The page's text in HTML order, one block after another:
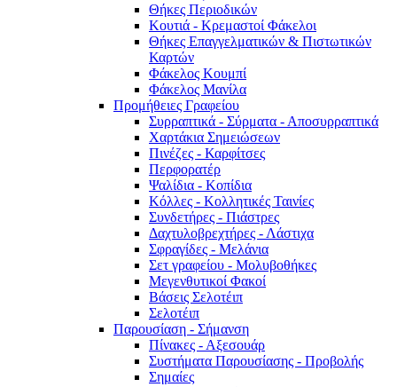
Θήκες Περιοδικών
Κουτιά - Κρεμαστοί Φάκελοι
Θήκες Επαγγελματικών & Πιστωτικών
Καρτών
Φάκελος Κουμπί
Φάκελος Μανίλα
Προμήθειες Γραφείου
Συρραπτικά - Σύρματα - Αποσυρραπτικά
Χαρτάκια Σημειώσεων
Πινέζες - Καρφίτσες
Περφορατέρ
Ψαλίδια - Κοπίδια
Κόλλες - Κολλητικές Ταινίες
Συνδετήρες - Πιάστρες
Δαχτυλοβρεχτήρες - Λάστιχα
Σφραγίδες - Μελάνια
Σετ γραφείου - Μολυβοθήκες
Μεγενθυτικοί Φακοί
Βάσεις Σελοτέιπ
Σελοτέιπ
Παρουσίαση - Σήμανση
Πίνακες - Αξεσουάρ
Συστήματα Παρουσίασης - Προβολής
Σημαίες